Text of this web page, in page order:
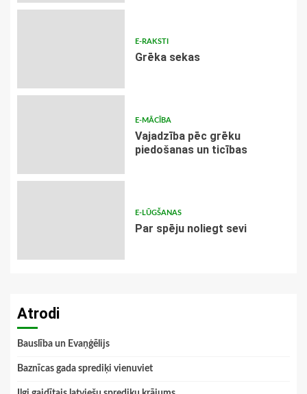
E-RAKSTI
Grēka sekas
E-MĀCĪBA
Vajadzība pēc grēku
piedošanas un ticības
E-LŪGŠANAS
Par spēju noliegt sevi
Atrodi
Bauslība un Evaņģēlijs
Baznīcas gada sprediķi vienuviet